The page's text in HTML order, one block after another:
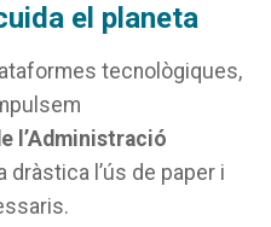
el planeta
tecnològiques,
l’Administració
dràstica l’ús de paper i